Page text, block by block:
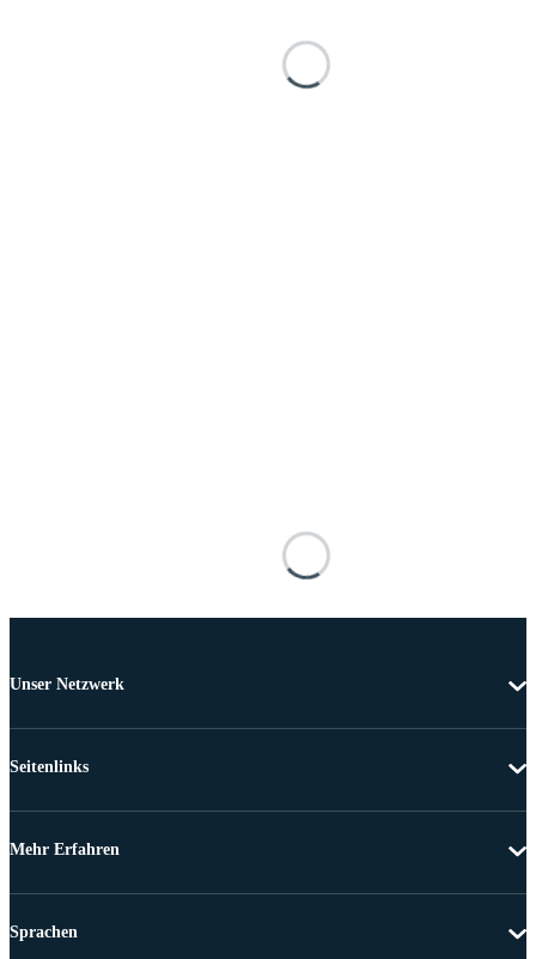
Unser Netzwerk
Seitenlinks
Mehr Erfahren
Sprachen